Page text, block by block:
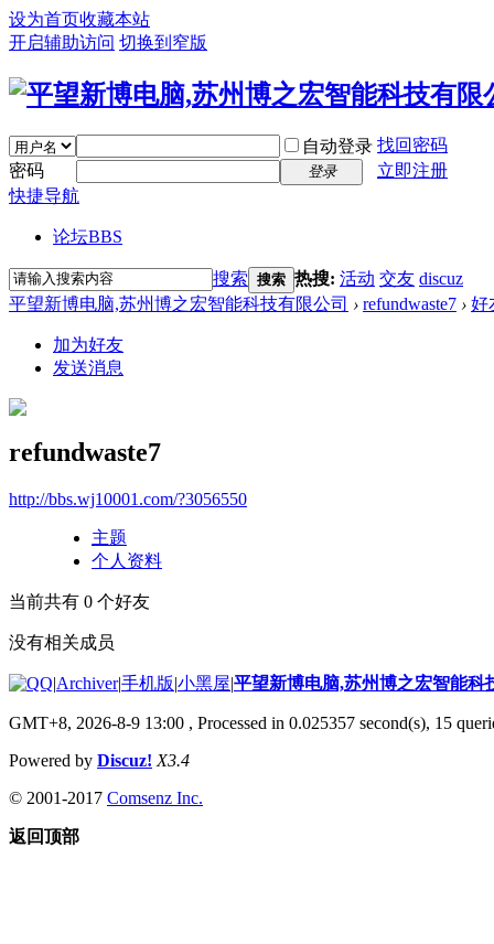
设为首页收藏本站
开启辅助访问 切换到窄版
自动登录 找回密码
密码
登录
立即注册
快捷导航
论坛BBS
搜索 搜索 热搜: 活动 交友 discuz
平望新博电脑,苏州博之宏智能科技有限公司 › refundwaste7 › 好
加为好友
发送消息
refundwaste7
http://bbs.wj10001.com/?3056550
主题
个人资料
当前共有 0 个好友
没有相关成员
|Archiver|手机版|小黑屋|平望新博电脑,苏州博之宏智能科
GMT+8, 2026-8-9 13:00 , Processed in 0.025357 second(s), 15
Powered by Discuz! X3.4
© 2001-2017 Comsenz Inc.
返回顶部